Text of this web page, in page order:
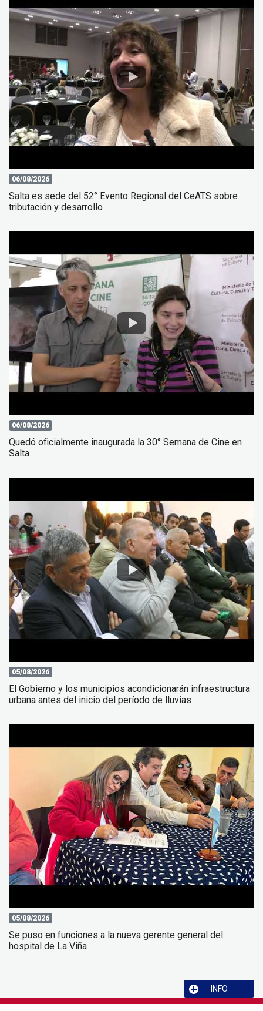
06/08/2026
Salta es sede del 52° Evento Regional del CeATS sobre
tributación y desarrollo
06/08/2026
Quedó oficialmente inaugurada la 30° Semana de Cine en
Salta
05/08/2026
El Gobierno y los municipios acondicionarán infraestructura
urbana antes del inicio del período de lluvias
05/08/2026
Se puso en funciones a la nueva gerente general del
hospital de La Viña
INFO